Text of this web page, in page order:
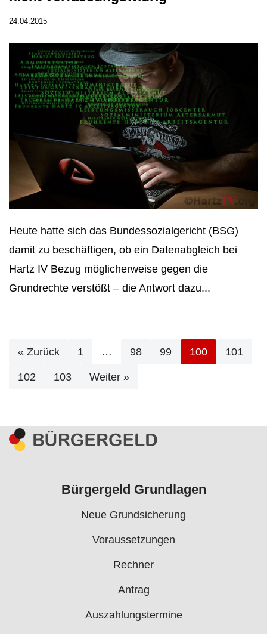
24.04.2015
Heute hatte sich das Bundessozialgericht (BSG)
damit zu beschäftigen, ob ein Datenabgleich bei
Hartz IV Bezug möglicherweise gegen die
Grundrechte verstößt – die Antwort dazu...
« Zurück 1 … 98 99 100 101
102 103 Weiter »
Bürgergeld Grundlagen
Neue Grundsicherung
Voraussetzungen
Rechner
Antrag
Auszahlungstermine